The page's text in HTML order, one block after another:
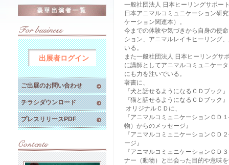
一般社団法人 日本ヒーリングサポー
日本アニマルコミュニケーション研
ケーション関連本）。
今までの体験や気づきから自身の使
ション、アニマルレイキヒーリング
いる。
また一般社団法人 日本ヒーリングサ
に講師としてアニマルコミュニケー
にも力を注いでいる。
著書に、
『犬と話せるようになるＣＤブック
『猫と話せるようになるＣＤブック
オリジナルＣＤに、
『アニマルコミュニケーションＣ
物）からのメッセージ』
『アニマルコミュニケーションＣ
ージ』
『アニマルコミュニケーションＣＤ
ナー（動物）と出会った目的や意味
出展者ログイン
ご出展のお問い合わせ
チラシダウンロード
プレスリリースPDF